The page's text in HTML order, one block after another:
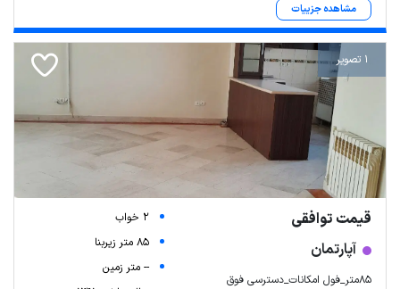
مشاهده جزییات
1 تصویر
قیمت توافقی
آپارتمان
۸۵متر_فول امکانات_دسترسی فوق
2 خواب
85 متر زیربنا
-- متر زمین